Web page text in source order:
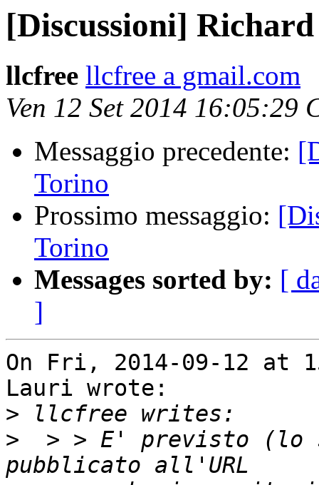
[Discussioni]
llcfree llcfree a gmail.com
Ven 12 Set 2014 16:05:29
Messaggio precedente:
Torino
Prossimo messaggio:
Torino
Messages sorted by: [
]
On Fri, 2014-09-12 at
Lauri wrote:
>
>
> > E' previsto (lo